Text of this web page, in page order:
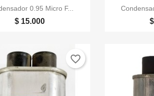
Vista rápida
0.95 Micro F...
$ 15.000

favorite_border